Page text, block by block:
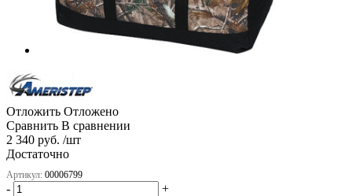
Отложить Отложено
Сравнить В сравнении
2 340 руб. /шт
Достаточно
Артикул: 00006799
-
+